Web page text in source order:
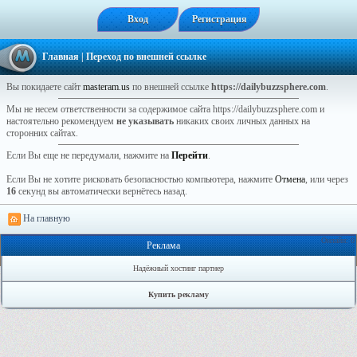
Вход Регистрация
Главная| Переход по внешней ссылке
Вы покидаете сайт masteram.us по внешней ссылке https://dailybuzzsphere.com.
Мы не несем ответственности за содержимое сайта https://dailybuzzsphere.com и
настоятельно рекомендуем не указывать никаких своих личных данных на
сторонних сайтах.
Если Вы еще не передумали, нажмите на Перейти.
Если Вы не хотите рисковать безопасностью компьютера, нажмите Отмена, или через
16 секунд вы автоматически вернётесь назад.
На главную
Онлайн: 0
Реклама
Надёжный хостинг партнер
Купить рекламу